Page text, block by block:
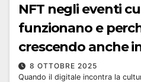
NFT negli eventi
funzionano e
crescendo anche
8 OTTOBRE 2025
Quando il digitale incontra la